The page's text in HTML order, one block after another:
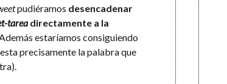
pudiéramos desencadenar
tareadirectamente a la
estaríamos consiguiendo
esta precisamente la palabra que